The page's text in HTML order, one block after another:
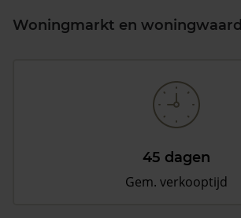
Woningmarkt en
45 dagen
Gem. verkooptijd